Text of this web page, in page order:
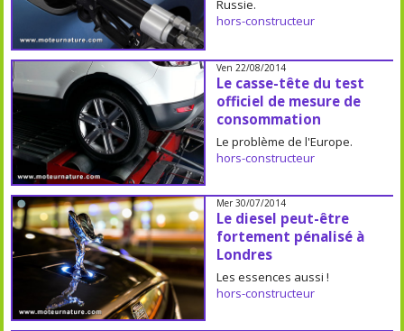
Russie.
hors-constructeur
Ven 22/08/2014
Le casse-tête du test
officiel de mesure de
consommation
Le problème de l'Europe.
hors-constructeur
Mer 30/07/2014
Le diesel peut-être
fortement pénalisé à
Londres
Les essences aussi !
hors-constructeur